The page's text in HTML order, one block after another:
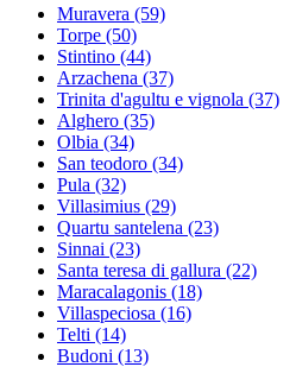
Muravera (59)
Torpe (50)
Stintino (44)
Arzachena (37)
Trinita d'agultu e vignola (37)
Alghero (35)
Olbia (34)
San teodoro (34)
Pula (32)
Villasimius (29)
Quartu santelena (23)
Sinnai (23)
Santa teresa di gallura (22)
Maracalagonis (18)
Villaspeciosa (16)
Telti (14)
Budoni (13)